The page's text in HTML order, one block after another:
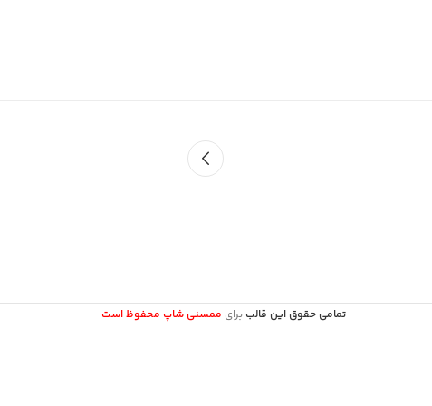
تمامی حقوق این قالب برای ممسنی شاپ محفوظ است